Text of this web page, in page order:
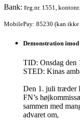
Bank: reg.nr. 1551,
MobilePay: 85230 (kan
Demonstration
TID: Onsdag den
STED: Kinas
Den 1. juli træder
FN’s
sammen med
advaret om,